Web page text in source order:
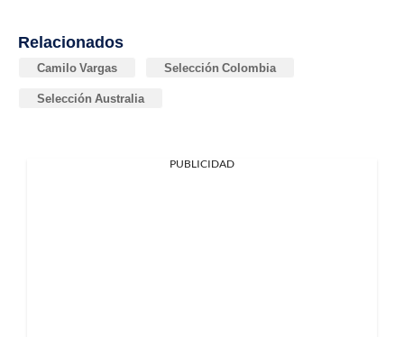
Relacionados
Camilo Vargas Selección Colombia
Selección Australia
PUBLICIDAD